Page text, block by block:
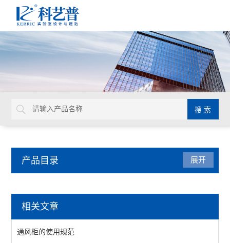
产品目录
实验台
通风柜
展开
相关文章
通风柜的使用规范